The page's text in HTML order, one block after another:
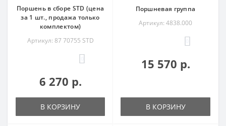
Поршень в сборе STD (цена
за 1 шт., продажа только
комплектом)
Артикул: 87 70755 STD
6 270 р.
В КОРЗИНУ
Поршневая группа
Артикул: 4838.000
15 570 р.
В КОРЗИНУ